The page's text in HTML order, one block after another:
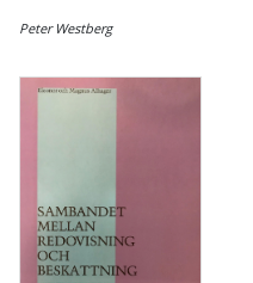
Peter Westberg